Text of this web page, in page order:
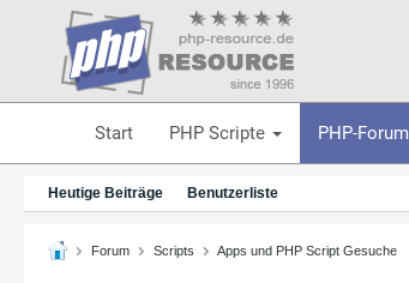
Start PHP Scripte PHP-Forum
Heutige Beiträge Benutzerliste
Forum Scripts Apps und PHP Script Gesuche